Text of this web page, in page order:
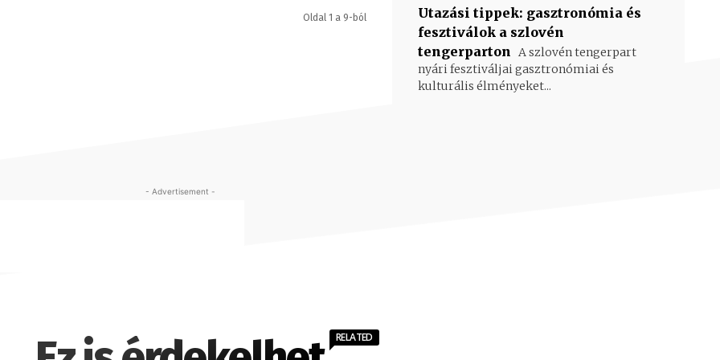
Oldal 1 a 9-ból
Utazási tippek: gasztronómia és
fesztiválok a szlovén
tengerparton A szlovén tengerpart
nyári fesztiváljai gasztronómiai és
kulturális élményeket...
- Advertisement -
RELATED